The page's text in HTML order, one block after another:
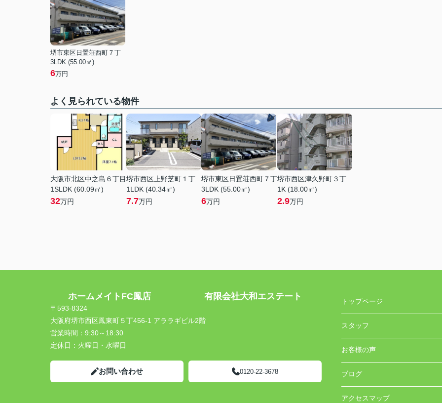
堺市東区日置荘西町７丁
3LDK (55.00㎡)
6万円
よく見られている物件
大阪市北区中之島６丁目
1SLDK (60.09㎡)
32万円
堺市西区上野芝町１丁
1LDK (40.34㎡)
7.7万円
堺市東区日置荘西町７丁
3LDK (55.00㎡)
6万円
堺市西区津久野町３丁
1K (18.00㎡)
2.9万円
ホームメイトFC鳳店 有限会社大和エステート
〒593-8324
大阪府堺市西区鳳東町５丁456-1 アララギビル2階
営業時間： 9:30～18:30
定休日： 火曜日・水曜日
お問い合わせ 0120-22-3678
トップページ
スタッフ
お客様の声
ブログ
アクセスマップ